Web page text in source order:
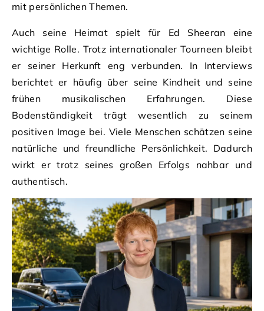
mit persönlichen Themen.
Auch seine Heimat spielt für Ed Sheeran eine
wichtige Rolle. Trotz internationaler Tourneen bleibt
er seiner Herkunft eng verbunden. In Interviews
berichtet er häufig über seine Kindheit und seine
frühen musikalischen Erfahrungen. Diese
Bodenständigkeit trägt wesentlich zu seinem
positiven Image bei. Viele Menschen schätzen seine
natürliche und freundliche Persönlichkeit. Dadurch
wirkt er trotz seines großen Erfolgs nahbar und
authentisch.